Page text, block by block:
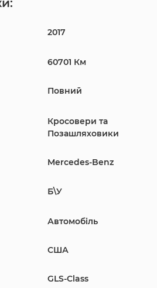
2017
60701 Км
Повний
Кросовери та
Позашляховики
Mercedes-Benz
Б\У
Автомобіль
США
GLS-Class